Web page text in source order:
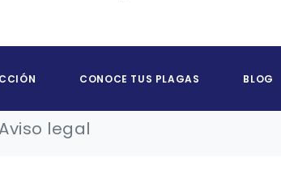
CONOCE TUS PLAGAS BLOG
Aviso legal